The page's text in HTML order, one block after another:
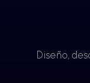
Diseño,